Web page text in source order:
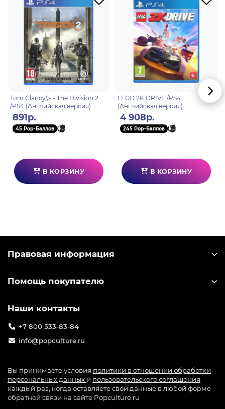
Tom Clancy\'s - The Division 2
/PS4 (Английская версия)
891р.
45 Pop-Баллов
В КОРЗИНУ
LEGO 2K DRIVE /PS4
(Английская версия)
4 908р.
245 Pop-Баллов
В КОРЗИНУ
Правовая информация
Помощь покупателю
Наши контакты
+7 800 533-83-84
info@popculture.ru
Вы принимаете условия политики в отношении обработки
персональных данных и пользовательского соглашения
каждый раз, когда оставляете свои данные в любой форме
обратной связи на сайте Popculture.ru